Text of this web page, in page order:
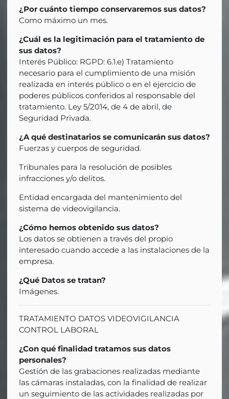
¿Por cuánto tiempo conservaremos sus datos?
Como máximo un mes.
¿Cuál es la legitimación para el tratamiento de
sus datos?
Interés Público: RGPD: 6.1.e) Tratamiento
necesario para el cumplimiento de una misión
realizada en interés público o en el ejercicio de
poderes públicos conferidos al responsable del
tratamiento. Ley 5/2014, de 4 de abril, de
Seguridad Privada.
¿A qué destinatarios se comunicarán sus datos?
Fuerzas y cuerpos de seguridad.
Tribunales para la resolución de posibles
infracciones y/o delitos.
Entidad encargada del mantenimiento del
sistema de videovigilancia.
¿Cómo hemos obtenido sus datos?
Los datos se obtienen a través del propio
interesado cuando accede a las instalaciones de la
empresa.
¿Qué Datos se tratan?
Imágenes.
TRATAMIENTO DATOS VIDEOVIGILANCIA
CONTROL LABORAL
¿Con qué finalidad tratamos sus datos
personales?
Gestión de las grabaciones realizadas mediante
las cámaras instaladas, con la finalidad de realizar
un seguimiento de las actividades realizadas por